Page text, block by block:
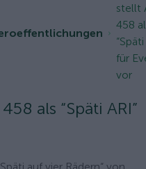
stellt
458
für
vor
als “Späti ARI”